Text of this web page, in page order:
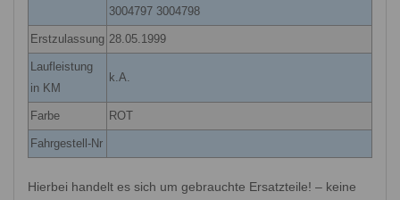
3004797 3004798
Erstzulassung 28.05.1999
Laufleistung
in KM
k.A.
Farbe ROT
Fahrgestell-Nr
Hierbei handelt es sich um gebrauchte Ersatzteile! – keine